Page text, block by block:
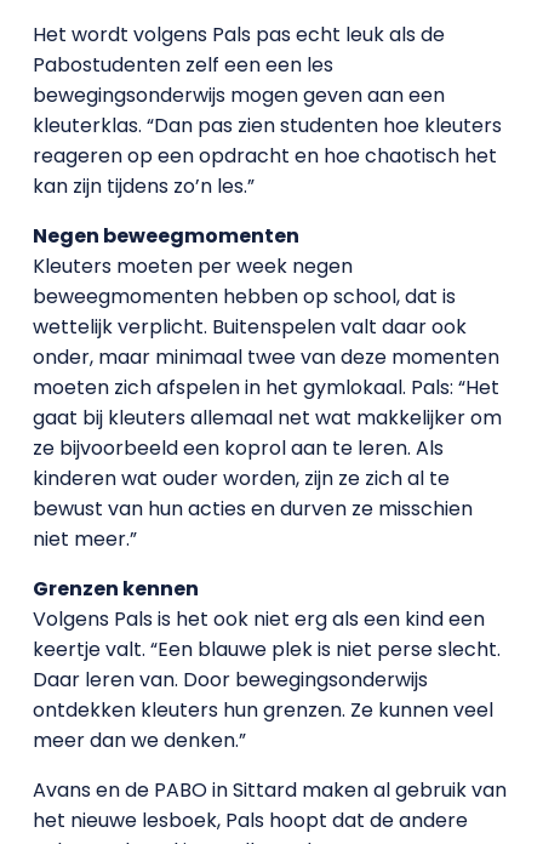
Het wordt volgens Pals pas echt leuk als de
Pabostudenten zelf een een les
bewegingsonderwijs mogen geven aan een
kleuterklas. “Dan pas zien studenten hoe kleuters
reageren op een opdracht en hoe chaotisch het
kan zijn tijdens zo’n les.”
Negen beweegmomenten
Kleuters moeten per week negen
beweegmomenten hebben op school, dat is
wettelijk verplicht. Buitenspelen valt daar ook
onder, maar minimaal twee van deze momenten
moeten zich afspelen in het gymlokaal. Pals: “Het
gaat bij kleuters allemaal net wat makkelijker om
ze bijvoorbeeld een koprol aan te leren. Als
kinderen wat ouder worden, zijn ze zich al te
bewust van hun acties en durven ze misschien
niet meer.”
Grenzen kennen
Volgens Pals is het ook niet erg als een kind een
keertje valt. “Een blauwe plek is niet perse slecht.
Daar leren van. Door bewegingsonderwijs
ontdekken kleuters hun grenzen. Ze kunnen veel
meer dan we denken.”
Avans en de PABO in Sittard maken al gebruik van
het nieuwe lesboek, Pals hoopt dat de andere